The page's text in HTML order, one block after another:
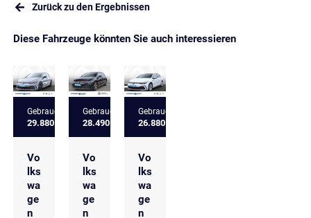
Zurück zu den Ergebnissen
Diese Fahrzeuge könnten Sie auch interessieren
Gebrauchtfahrzeug
29.880 €
Vo
lks
wa
ge
n
Gebrauchtfahrzeug
28.490 €
Vo
lks
wa
ge
n
Gebrauchtfahrzeug
26.880 €
Vo
lks
wa
ge
n